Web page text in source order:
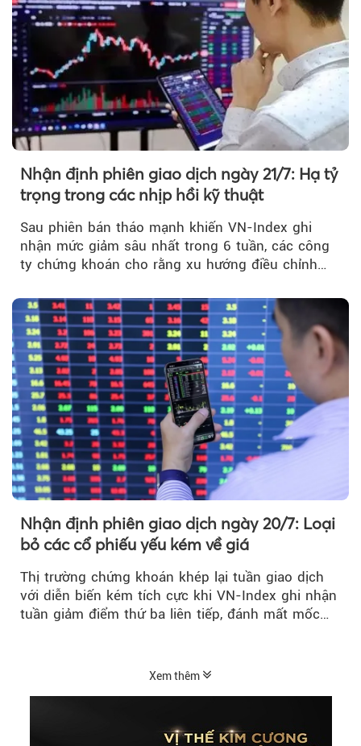
Nhận định phiên giao dịch ngày 21/7: Hạ tỷ
trọng trong các nhịp hồi kỹ thuật
Sau phiên bán tháo mạnh khiến VN-Index ghi
nhận mức giảm sâu nhất trong 6 tuần, các công
ty chứng khoán cho rằng xu hướng điều chỉnh
Nhận định phiên giao dịch ngày 20/7: Loại
bỏ các cổ phiếu yếu kém về giá
Thị trường chứng khoán khép lại tuần giao dịch
với diễn biến kém tích cực khi VN-Index ghi nhận
tuần giảm điểm thứ ba liên tiếp, đánh mất mốc
Xem thêm